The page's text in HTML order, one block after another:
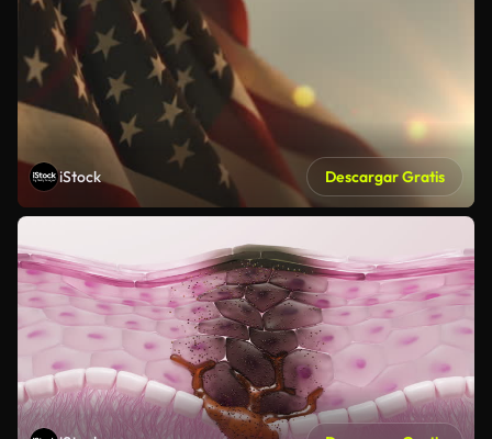
iStock Descargar Gratis